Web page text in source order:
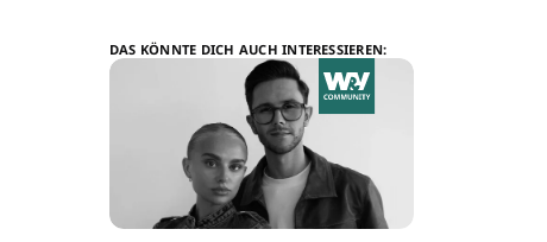
DAS KÖNNTE DICH AUCH INTERESSIEREN: